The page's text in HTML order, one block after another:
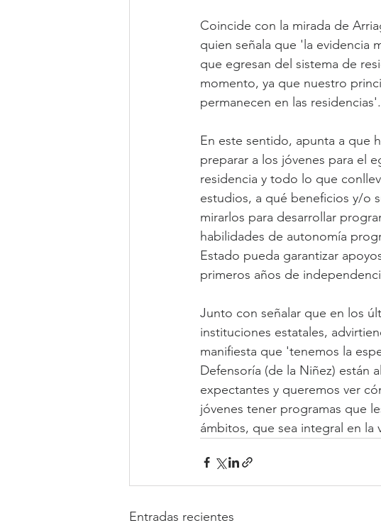
Coincide con la mirada de
quien señala que 'la evidencia
que egresan del sistema de
momento, ya que nuestro
permanecen en las residencias'.
En este sentido, apunta a que
preparar a los jóvenes para el
residencia y todo lo que
estudios, a qué beneficios y/o
mirarlos para desarrollar
habilidades de autonomía
Estado pueda garantizar
primeros años de
Junto con señalar que en los
instituciones estatales,
manifiesta que 'tenemos la
Defensoría (de la Niñez) están
expectantes y queremos ver
jóvenes tener programas que
ámbitos, que sea integral en la
Entradas recientes